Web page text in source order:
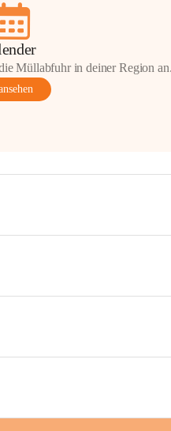
Müllabfuhr in deiner Region